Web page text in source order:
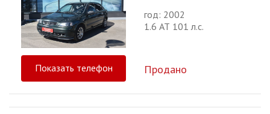
год: 2002
1.6 АТ 101 л.с.
Показать телефон Продано